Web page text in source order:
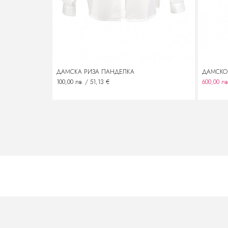
ДАМСКА РИЗА ПАНДЕЛКА
100,00 лв. / 51,13 €
600,00